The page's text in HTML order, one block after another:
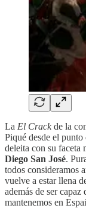
La El Crackde la
Piqué desde el
deleita con su faceta
Diego San José.
todos consideramos
vuelve a estar llena
además de ser
mantenemos en